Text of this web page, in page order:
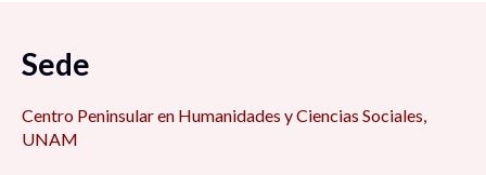
Sede
Centro Peninsular en Humanidades y Ciencias Sociales,
UNAM